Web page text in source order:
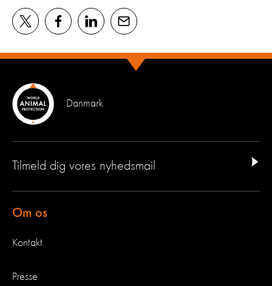
Danmark
Tilmeld dig vores nyhedsmail
Om os
Kontakt
Presse